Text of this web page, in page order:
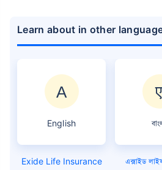
Learn about in other
English
Exide Life Insurance
এক্সাইড